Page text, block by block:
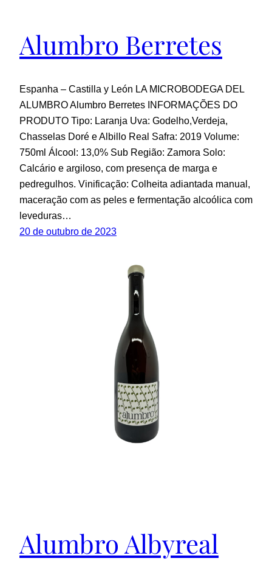
Alumbro Berretes
Espanha – Castilla y León LA MICROBODEGA DEL
ALUMBRO Alumbro Berretes INFORMAÇÕES DO
PRODUTO Tipo: Laranja Uva: Godelho,Verdeja,
Chasselas Doré e Albillo Real Safra: 2019 Volume:
750ml Álcool: 13,0% Sub Região: Zamora Solo:
Calcário e argiloso, com presença de marga e
pedregulhos. Vinificação: Colheita adiantada manual,
maceração com as peles e fermentação alcoólica com
leveduras…
20 de outubro de 2023
Alumbro Albyreal